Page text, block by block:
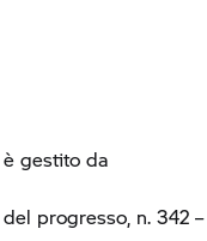
gestito da
progresso, n. 342